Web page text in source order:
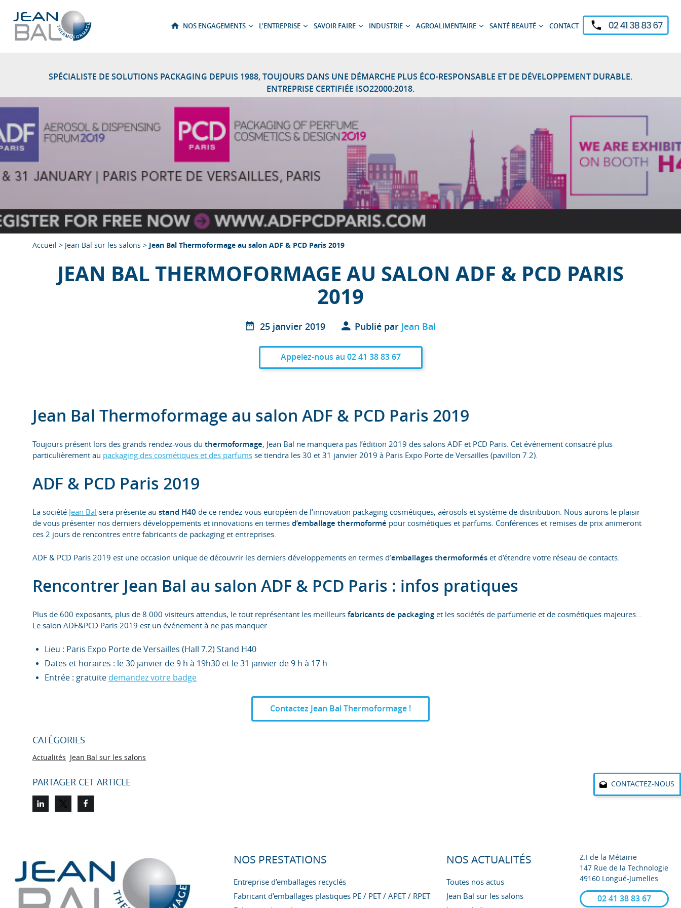
NOS ENGAGEMENTS L’ENTREPRISE SAVOIR FAIRE INDUSTRIE AGROALIMENTAIRE SANTÉ BEAUTÉ CONTACT
SPÉCIALISTE DE SOLUTIONS PACKAGING DEPUIS 1988, TOUJOURS DANS UNE DÉMARCHE PLUS ÉCO-RESPONSABLE ET DE DÉVELOPPEMENT DURABLE.
ENTREPRISE CERTIFIÉE ISO22000:2018.
CONTACTEZ-NOUS
Accueil > Jean Bal sur les salons > Jean Bal Thermoformage au salon ADF & PCD Paris 2019
JEAN BAL THERMOFORMAGE AU SALON ADF & PCD PARIS
2019
25 janvier 2019 Publié par Jean Bal
Appelez-nous au 02 41 38 83 67
Jean Bal Thermoformage au salon ADF & PCD Paris 2019
Toujours présent lors des grands rendez-vous du thermoformage, Jean Bal ne manquera pas l’édition 2019 des salons ADF et PCD Paris. Cet événement consacré plus
particulièrement au packaging des cosmétiques et des parfums se tiendra les 30 et 31 janvier 2019 à Paris Expo Porte de Versailles (pavillon 7.2).
ADF & PCD Paris 2019
La société Jean Bal sera présente au stand H40 de ce rendez-vous européen de l’innovation packaging cosmétiques, aérosols et système de distribution. Nous aurons le plaisir
de vous présenter nos derniers développements et innovations en termes d’emballage thermoformé pour cosmétiques et parfums. Conférences et remises de prix animeront
ces 2 jours de rencontres entre fabricants de packaging et entreprises.
ADF & PCD Paris 2019 est une occasion unique de découvrir les derniers développements en termes d’emballages thermoformés et d’étendre votre réseau de contacts.
Rencontrer Jean Bal au salon ADF & PCD Paris : infos pratiques
Plus de 600 exposants, plus de 8.000 visiteurs attendus, le tout représentant les meilleurs fabricants de packaging et les sociétés de parfumerie et de cosmétiques majeures…
Le salon ADF&PCD Paris 2019 est un événement à ne pas manquer :
Lieu : Paris Expo Porte de Versailles (Hall 7.2) Stand H40
Dates et horaires : le 30 janvier de 9 h à 19h30 et le 31 janvier de 9 h à 17 h
Entrée : gratuite demandez votre badge
Contactez Jean Bal Thermoformage !
CATÉGORIES
Actualités Jean Bal sur les salons
PARTAGER CET ARTICLE
Partager sur LinkedInPartager sur TwitterPartager sur Facebook
NOS PRESTATIONS
Entreprise d’emballages recyclés
Fabricant d’emballages plastiques PE / PET / APET / RPET
NOS ACTUALITÉS
Toutes nos actus
Jean Bal sur les salons
Z.I de la Métairie
147 Rue de la Technologie
49160 Longué-Jumelles
02 41 38 83 67